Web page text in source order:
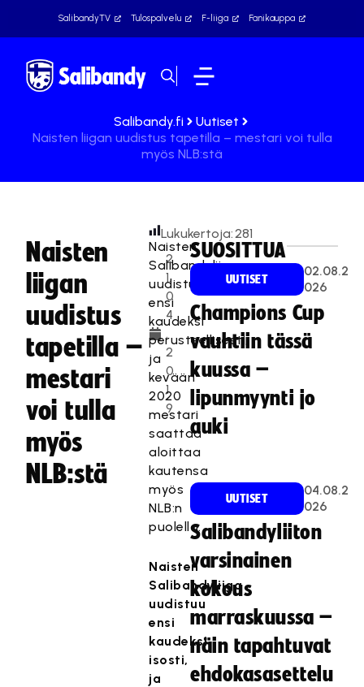
SalibandyTV Tulospalvelu F-liiga Fanikauppa
Salibandy.fi
Uutiset
Naisten liigan uudistus tapetilla – mestari voi tulla
myös NLB:stä
Naisten
liigan
uudistus
tapetilla –
mestari
voi tulla
myös
NLB:stä
2
1.
0
4
.
2
0
1
9
Lukukertoja:281
Naisten
Salibandyliigan
uudistuu
ensi
kaudeksi
perusteellisesti,
ja
kevään
2020
mestari
saattaa
aloittaa
kautensa
myös
NLB:n
puolella.
Naisten
Salibandyliiga
uudistuu
ensi
kaudeksi
isosti,
ja
SUOSITTUA
UUTISET
02.08.2
026
Champions Cup
vauhtiin tässä
kuussa –
lipunmyynti jo
auki
UUTISET
04.08.2
026
Salibandyliiton
varsinainen
kokous
marraskuussa –
näin tapahtuvat
ehdokasasettelu